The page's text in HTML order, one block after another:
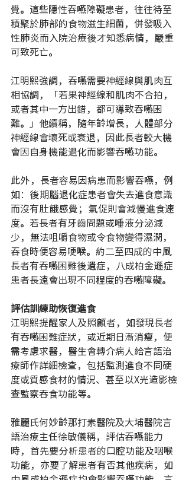
覺。這些隱性吞嚥障礙患者，往往待至
積聚於肺部的食物滋生細菌，併發吸入
性肺炎而入院治療後才知悉病情，嚴重
可致死亡。
江明熙強調，吞嚥需要神經線與肌肉互
相協調，「若果神經線和肌肉不合拍，
或者其中一方出錯，都可導致吞嚥困
難。」他續稱，隨年齡增長，人體部分
神經線會壞死或衰退，因此長者較大機
會因自身機能退化而影響吞嚥功能。
此外，長者容易因病患而影響吞嚥，例
如：後期腦退化症患者會失去進食意識
而沒有肚餓感覺；氣促則會減慢進食速
度。若長者有牙齒問題或唾液分泌減
少，無法咀嚼食物或令食物變得濕潤，
吞食時便容易哽喉。約二至四成的中風
長者有吞嚥困難後遺症，八成柏金遜症
患者長遠會出現不同程度的吞嚥障礙。
評估訓練助恢復進食
江明熙提醒家人及照顧者，如發現長者
有吞嚥困難症狀，或近期日漸消瘦，便
需考慮求醫，醫生會轉介病人給言語治
療師作詳細檢查，包括監測進食不同硬
度或質感食材的情況、甚至以X光造影檢
查監察吞食功能等。
雅麗氏何妙齡那打素醫院及大埔醫院言
語治療主任徐敏儀稱，評估吞嚥能力
時，首先要分析患者的口腔功能及咽喉
功能，亦要了解患者有否其他疾病，如